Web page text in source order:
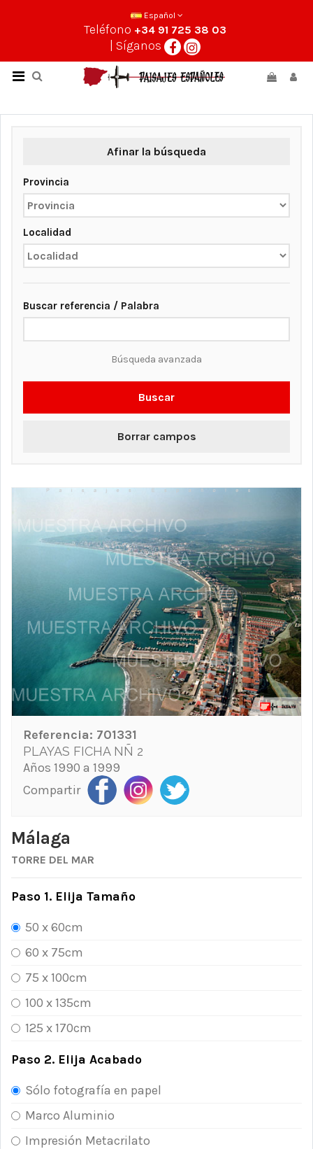
Español
Teléfono +34 91 725 38 03
| Síganos
Afinar la búsqueda
Provincia
Localidad
Buscar referencia / Palabra
Búsqueda avanzada
Buscar
Borrar campos
Referencia: 701331
PLAYAS FICHA NÑ 2
Años 1990 a 1999
Compartir
Málaga
TORRE DEL MAR
Paso 1. Elija Tamaño
50 x 60cm
60 x 75cm
75 x 100cm
100 x 135cm
125 x 170cm
Paso 2. Elija Acabado
Sólo fotografía en papel
Marco Aluminio
Impresión Metacrilato